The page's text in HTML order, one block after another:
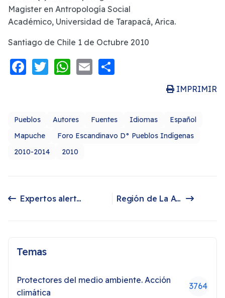
Magister en Antropología Social
Académico, Universidad de Tarapacá, Arica.
Santiago de Chile 1 de Octubre 2010
Facebook
Twitter
WhatsApp
Email
IMPRIMIR
Pueblos Autores Fuentes Idiomas
Español
Mapuche
Foro Escandinavo D° Pueblos Indígenas
2010-2014
2010
Expertos alertan impacto negativo de la minería en medioambiente y comunidades indígenas
Artículo siguiente: Región de La Araucanía presenta un retraso económico y social de dos décadas
Región de La Araucanía presenta un retraso económico y social de dos décadas
Temas
Protectores del medio ambiente. Acción
climática
3764